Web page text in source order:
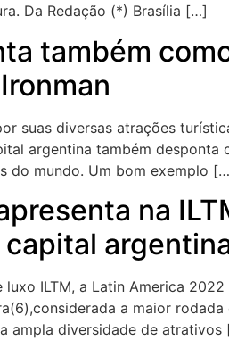
Da Redação (*) Brasília […]
também
suas diversas atrações
argentina também
do mundo. Um bom exemplo
na
luxo ILTM, a Latin America
a maior
ampla diversidade de atrativos